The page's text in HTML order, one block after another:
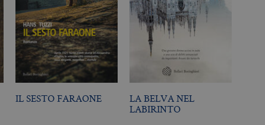
IL SESTO FARAONE
LA BELVA NEL
LABIRINTO
da Facebook per fornire una serie di prodotti pubblicitari come offerte in tempo reale
di terze parti